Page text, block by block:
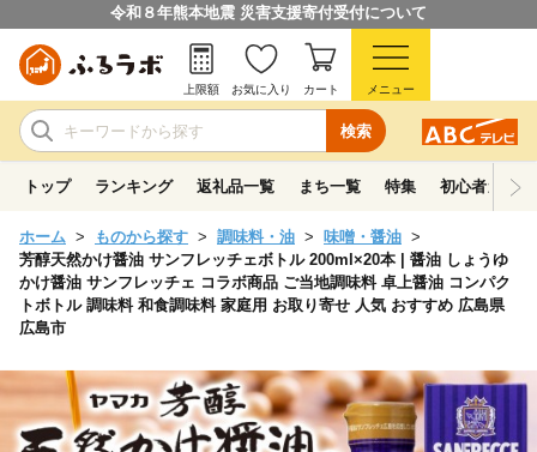
令和８年熊本地震 災害支援寄付受付について
検索
上限額 お気に入り カート メニュー
トップ ランキング 返礼品一覧 まち一覧 特集 初心者ガイド
ホーム ものから探す 調味料・油
味噌・醤油
芳醇天然かけ醤油 サンフレッチェボトル 200ml×20本 | 醤油 しょうゆ
かけ醤油 サンフレッチェ コラボ商品 ご当地調味料 卓上醤油 コンパク
トボトル 調味料 和食調味料 家庭用 お取り寄せ 人気 おすすめ 広島県
広島市